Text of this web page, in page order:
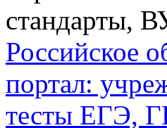
Российское
портал:
тесты ЕГЭ,